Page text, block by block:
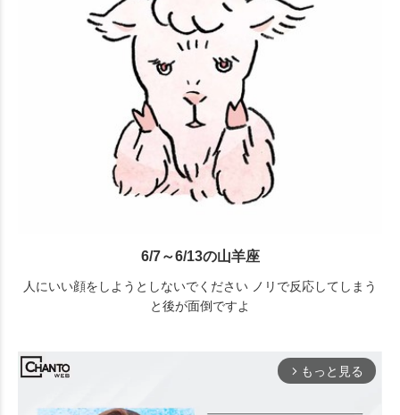
6/7～6/13の山羊座
人にいい顔をしようとしないでください ノリで反応してしまう
と後が面倒ですよ
arrow_forward_ios もっと見る